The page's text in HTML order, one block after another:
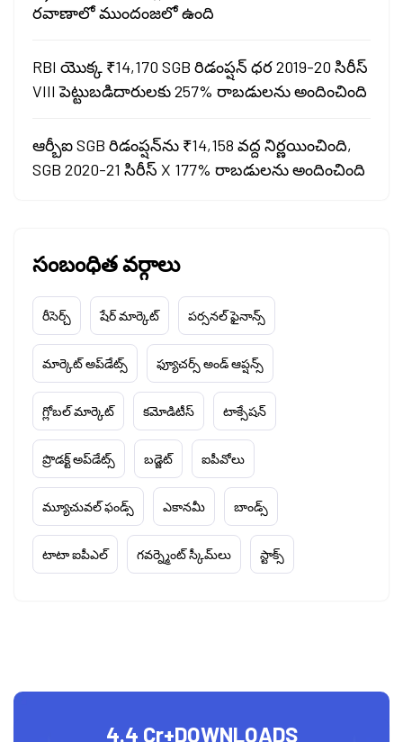
రవాణాలో ముందంజలో ఉంది
RBI యొక్క ₹14,170 SGB రిడంప్షన్ ధర 2019-20 సిరీస్
VIII పెట్టుబడిదారులకు 257% రాబడులను అందించింది
ఆర్బీఐ SGB రిడంప్షన్‌ను ₹14,158 వద్ద నిర్ణయించింది,
SGB 2020-21 సిరీస్ X 177% రాబడులను అందించింది
సంబంధిత వర్గాలు
రీసెర్చ్ షేర్ మార్కెట్ పర్సనల్ ఫైనాన్స్
మార్కెట్ అప్‌డేట్స్ ఫ్యూచర్స్ అండ్ ఆప్షన్స్
గ్లోబల్ మార్కెట్ కమోడిటీస్ టాక్సేషన్
ప్రొడక్ట్ అప్‌డేట్స్ బడ్జెట్ ఐపీవోలు
మ్యూచువల్ ఫండ్స్ ఎకానమీ బాండ్స్
టాటా ఐపీఎల్ గవర్న్మెంట్ స్కీమ్‌లు స్టాక్స్
4.4 Cr+DOWNLOADS